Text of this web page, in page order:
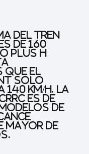
del tren
de 160
Plus H
el
solo
km/h. La
es de
de
de